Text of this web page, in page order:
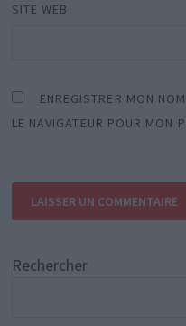
SITE WEB
ENREGISTRER MON
LE NAVIGATEUR POUR MON
Rechercher